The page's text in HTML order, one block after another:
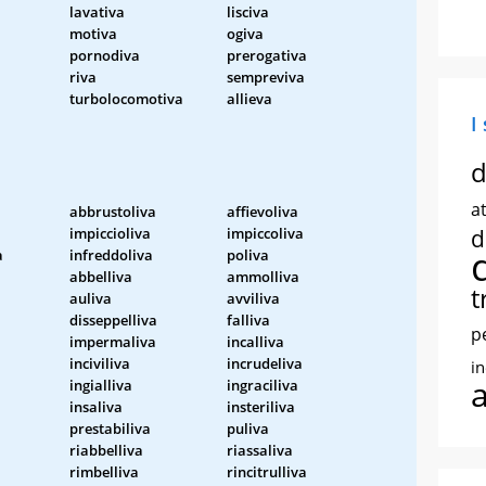
lavativa
lisciva
motiva
ogiva
pornodiva
prerogativa
riva
sempreviva
turbolocomotiva
allieva
abbrustoliva
affievoliva
impiccioliva
impiccoliva
infreddoliva
poliva
abbelliva
ammolliva
auliva
avviliva
disseppelliva
falliva
impermaliva
incalliva
inciviliva
incrudeliva
ingialliva
ingraciliva
insaliva
insteriliva
prestabiliva
puliva
riabbelliva
riassaliva
rimbelliva
rincitrulliva
I